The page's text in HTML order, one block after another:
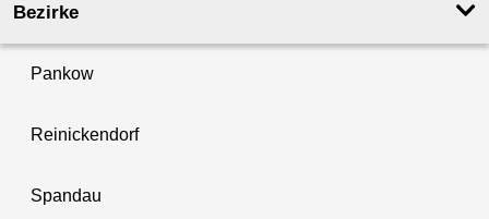
Bezirke
Pankow
Reinickendorf
Spandau